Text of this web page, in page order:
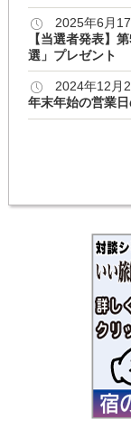
2025年6月
【当選者発表】
選」プレゼント
2024年12月
年末年始の営業